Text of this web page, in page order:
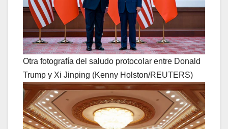
Otra fotografía del saludo protocolar entre Donald
Trump y Xi Jinping (Kenny Holston/REUTERS)